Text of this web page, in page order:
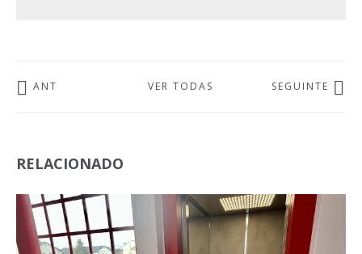
ANT VER TODAS SEGUINTE
RELACIONADO